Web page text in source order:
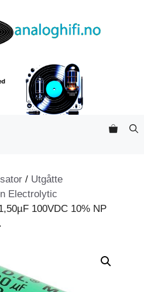
/ Utgåtte
Electrolytic
100VDC 10% NP